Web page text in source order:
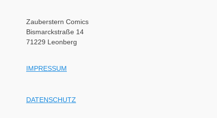
Zauberstern Comics
Bismarckstraße 14
71229 Leonberg
IMPRESSUM
DATENSCHUTZ